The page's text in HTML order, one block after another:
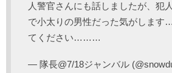
人警官さんにも話しましたが、犯
で小太りの男性だった気がします
てください………
— 隊長@7/18ジャンバル